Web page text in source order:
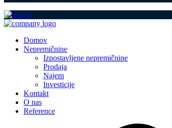
Domov
Nepremičnine
Izpostavljene nepremičnine
Prodaja
Najem
Investicije
Kontakt
O nas
Reference